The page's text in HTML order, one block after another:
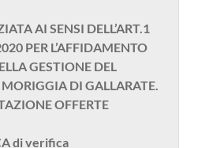
AI SENSI DELL’ART.1
PER L’AFFIDAMENTO
GESTIONE DEL
DI GALLARATE.
OFFERTE
di verifica